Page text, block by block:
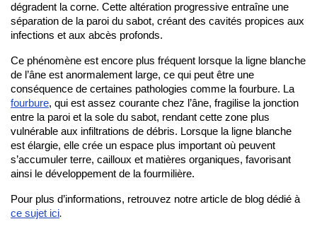
dégradent la corne. Cette altération progressive entraîne une
séparation de la paroi du sabot, créant des cavités propices aux
infections et aux abcès profonds.
Ce phénomène est encore plus fréquent lorsque la ligne blanche
de l’âne est anormalement large, ce qui peut être une
fourbure, qui est assez courante chez l’âne, fragilise la jonction
entre la paroi et la sole du sabot, rendant cette zone plus
vulnérable aux infiltrations de débris. Lorsque la ligne blanche
est élargie, elle crée un espace plus important où peuvent
s’accumuler terre, cailloux et matières organiques, favorisant
ainsi le développement de la fourmilière.
ce sujet ici.